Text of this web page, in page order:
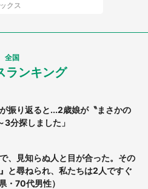
クス
全国
ランキング
振り返ると...2歳娘が〝まさかの
分探しました」
、見知らぬ人と目が合った。その
と尋ねられ、私たちは2人ですぐ
・70代男性）